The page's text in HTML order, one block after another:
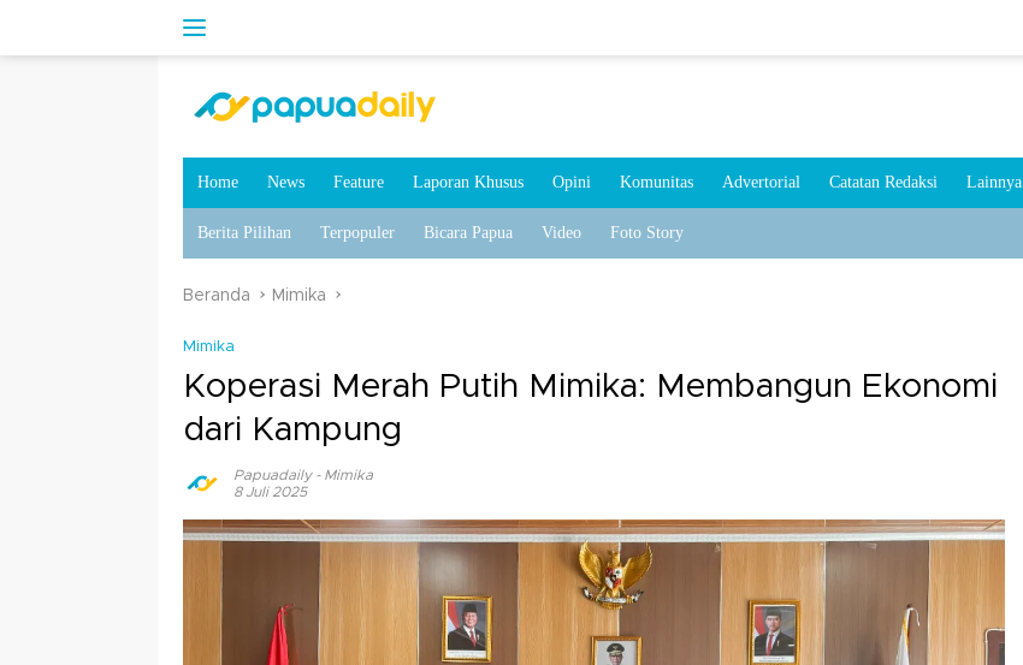
Home News Feature Laporan Khusus Opini Komunitas Advertorial Catatan Redaksi Lainnya
Berita Pilihan Terpopuler Bicara Papua Video Foto Story
Beranda Mimika
Mimika
Koperasi Merah Putih Mimika: Membangun Ekonomi
dari Kampung
Papuadaily- Mimika
8 Juli 2025